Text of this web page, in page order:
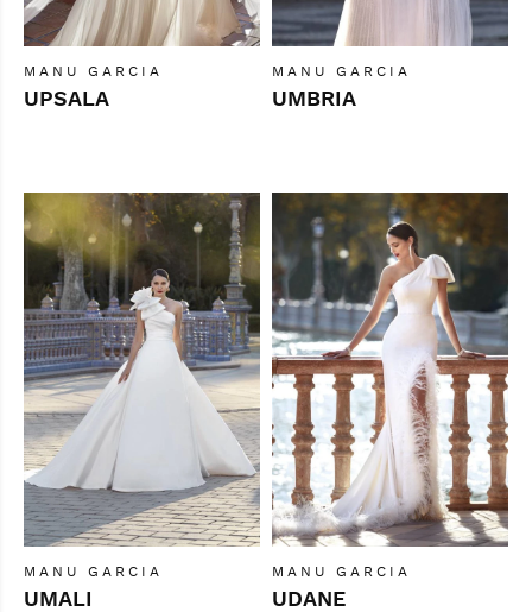
MANU GARCIA
UPSALA
MANU GARCIA
UMBRIA
MANU GARCIA
UMALI
MANU GARCIA
UDANE